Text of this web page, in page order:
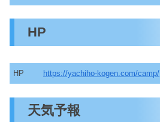
HP
HP https://yachiho-kogen.com/camp/
天気予報